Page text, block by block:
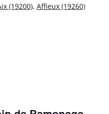
(19200), Affieux (19260)